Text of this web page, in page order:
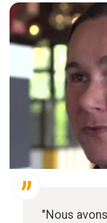
"Nous